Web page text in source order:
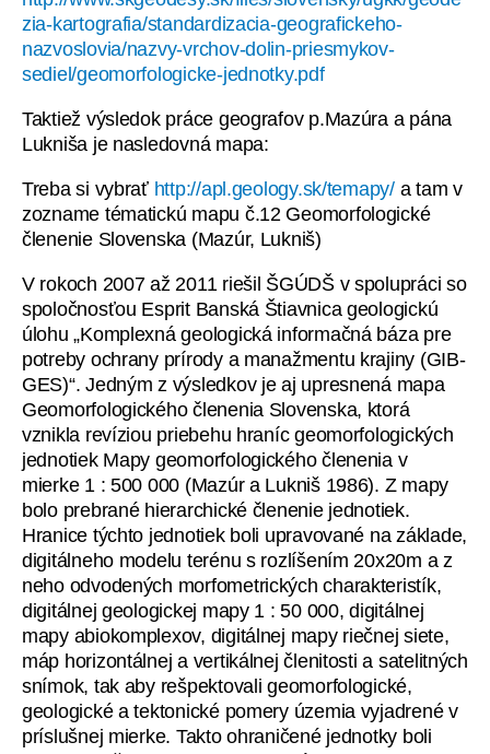
zia-kartografia/standardizacia-geografickeho-
nazvoslovia/nazvy-vrchov-dolin-priesmykov-
sediel/geomorfologicke-jednotky.pdf
Taktiež výsledok práce geografov p.Mazúra a pána
Lukniša je nasledovná mapa:
Treba si vybrať http://apl.geology.sk/temapy/a tam v
zozname tématickú mapu č.12 Geomorfologické
členenie Slovenska (Mazúr, Lukniš)
V rokoch 2007 až 2011 riešil ŠGÚDŠ v spolupráci so
spoločnosťou Esprit Banská Štiavnica geologickú
úlohu „Komplexná geologická informačná báza pre
potreby ochrany prírody a manažmentu krajiny (GIB-
GES)“. Jedným z výsledkov je aj upresnená mapa
Geomorfologického členenia Slovenska, ktorá
vznikla revíziou priebehu hraníc geomorfologických
jednotiek Mapy geomorfologického členenia v
mierke 1 : 500 000 (Mazúr a Lukniš 1986). Z mapy
bolo prebrané hierarchické členenie jednotiek.
Hranice týchto jednotiek boli upravované na základe,
digitálneho modelu terénu s rozlíšením 20x20m a z
neho odvodených morfometrických charakteristík,
digitálnej geologickej mapy 1 : 50 000, digitálnej
mapy abiokomplexov, digitálnej mapy riečnej siete,
máp horizontálnej a vertikálnej členitosti a satelitných
snímok, tak aby rešpektovali geomorfologické,
geologické a tektonické pomery územia vyjadrené v
príslušnej mierke. Takto ohraničené jednotky boli